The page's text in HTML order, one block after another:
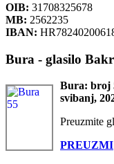
OIB: 31708325678
MB: 2562235
IBAN:
Bura - glasilo
Bura: broj
svibanj,
Preuzmite
PREUZMI